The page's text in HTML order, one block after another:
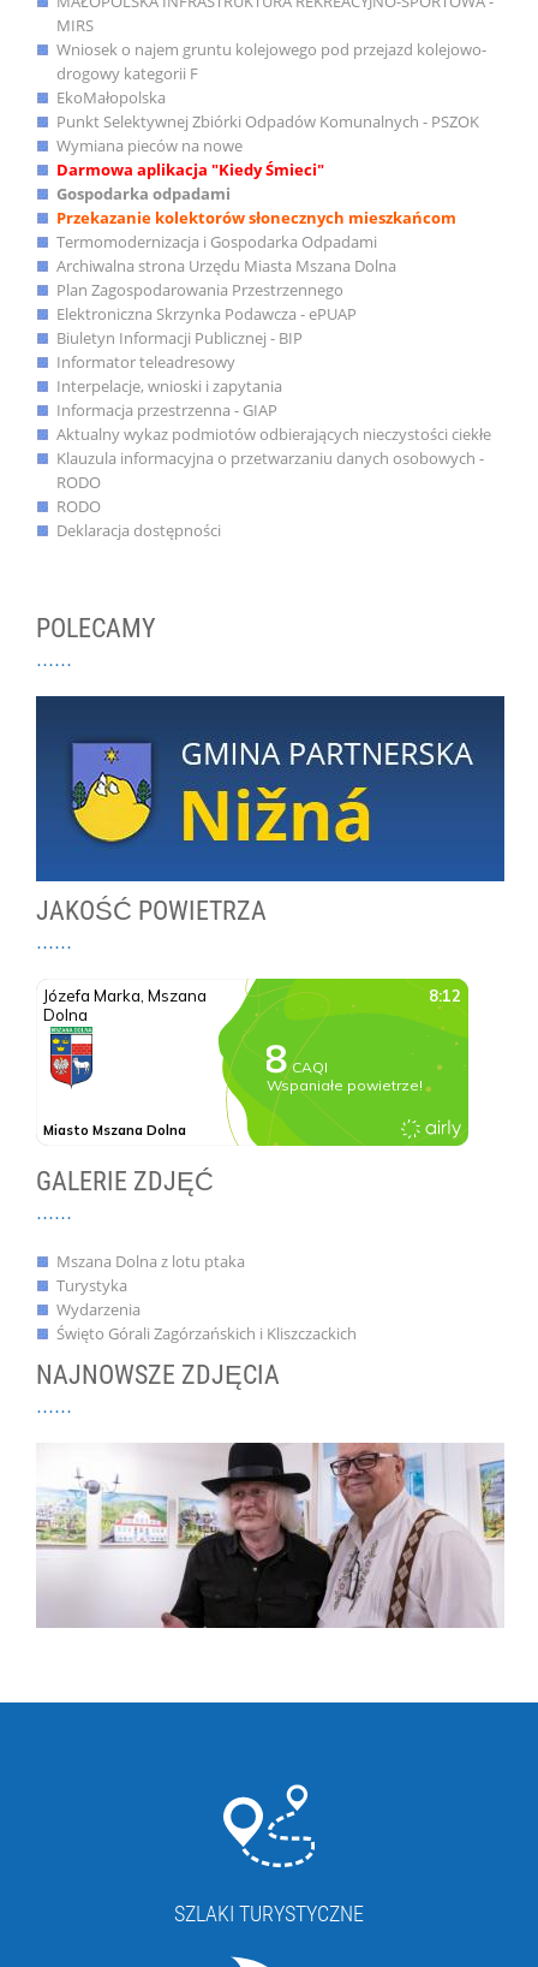
MIRS
Wniosek o najem gruntu kolejowego pod przejazd kolejowo-
drogowy kategorii F
EkoMałopolska
Punkt Selektywnej Zbiórki Odpadów Komunalnych - PSZOK
Wymiana pieców na nowe
Darmowa aplikacja "Kiedy Śmieci"
Gospodarka odpadami
Przekazanie kolektorów słonecznych mieszkańcom
Termomodernizacja i Gospodarka Odpadami
Archiwalna strona Urzędu Miasta Mszana Dolna
Plan Zagospodarowania Przestrzennego
Elektroniczna Skrzynka Podawcza - ePUAP
Biuletyn Informacji Publicznej - BIP
Informator teleadresowy
Interpelacje, wnioski i zapytania
Informacja przestrzenna - GIAP
Aktualny wykaz podmiotów odbierających nieczystości ciekłe
Klauzula informacyjna o przetwarzaniu danych osobowych -
RODO
RODO
Deklaracja dostępności
POLECAMY
JAKOŚĆ POWIETRZA
GALERIE ZDJĘĆ
Mszana Dolna z lotu ptaka
Turystyka
Wydarzenia
Święto Górali Zagórzańskich i Kliszczackich
NAJNOWSZE ZDJĘCIA
SZLAKI TURYSTYCZNE